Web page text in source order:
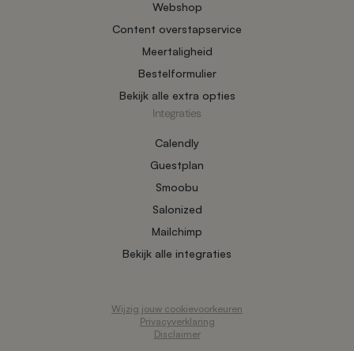
Webshop
Content overstapservice
Meertaligheid
Bestelformulier
Bekijk alle extra opties
Integraties
Calendly
Guestplan
Smoobu
Salonized
Mailchimp
Bekijk alle integraties
Wijzig jouw cookievoorkeuren
Privacyverklaring
Disclaimer